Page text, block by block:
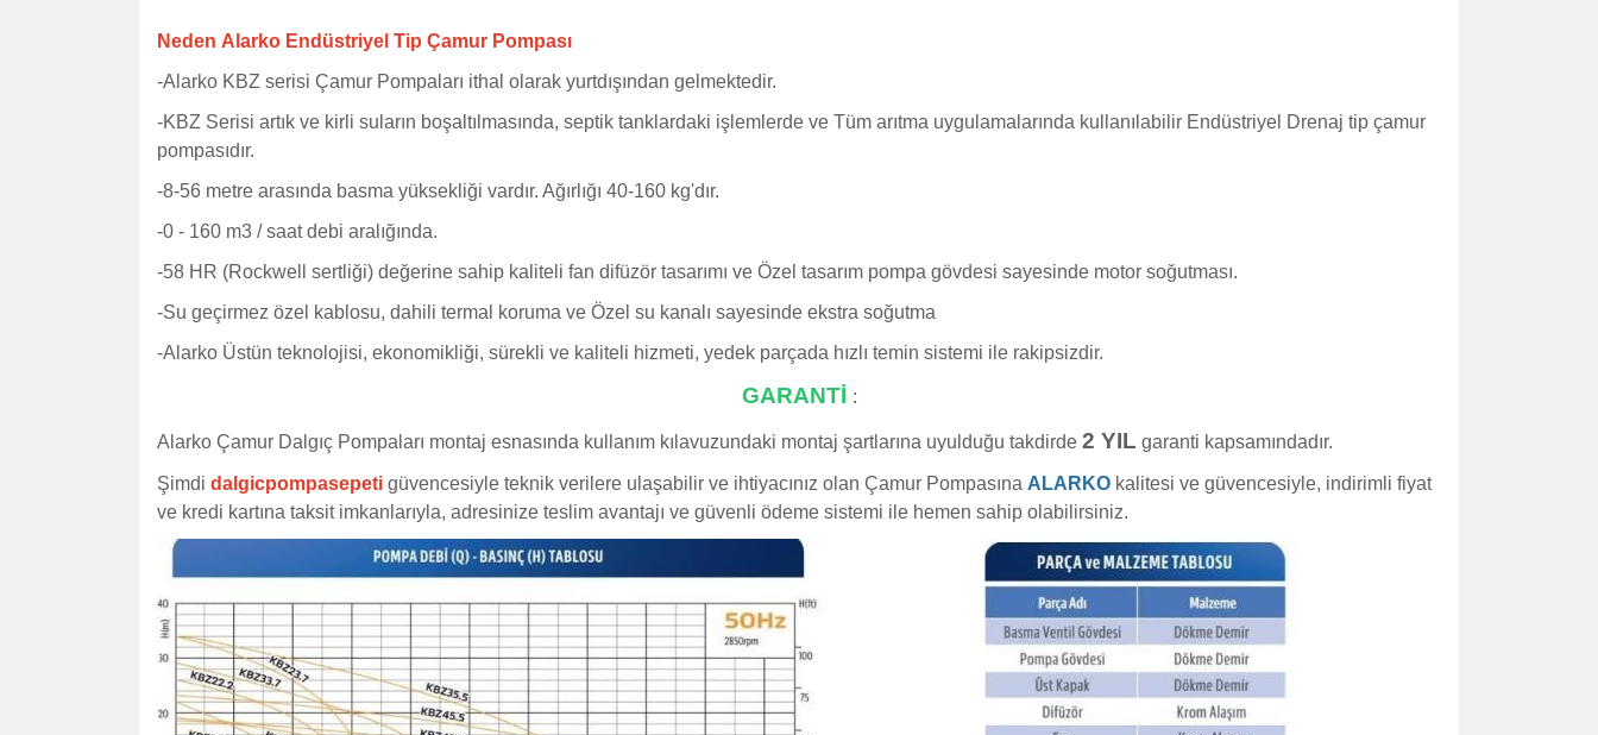
Neden Alarko Endüstriyel Tip Çamur Pompası
-Alarko KBZ serisi Çamur Pompaları ithal olarak yurtdışından gelmektedir.
-KBZ Serisi artık ve kirli suların boşaltılmasında, septik tanklardaki işlemlerde ve Tüm arıtma uygulamalarında kullanılabilir Endüstriyel Drenaj tip çamur
pompasıdır.
-8-56 metre arasında basma yüksekliği vardır. Ağırlığı 40-160 kg'dır.
-0 - 160 m3 / saat debi aralığında.
-58 HR (Rockwell sertliği) değerine sahip kaliteli fan difüzör tasarımı ve Özel tasarım pompa gövdesi sayesinde motor soğutması.
-Su geçirmez özel kablosu, dahili termal koruma ve Özel su kanalı sayesinde ekstra soğutma
-Alarko Üstün teknolojisi, ekonomikliği, sürekli ve kaliteli hizmeti, yedek parçada hızlı temin sistemi ile rakipsizdir.
GARANTİ :
Alarko Çamur Dalgıç Pompaları montaj esnasında kullanım kılavuzundaki montaj şartlarına uyulduğu takdirde 2 YIL garanti kapsamındadır.
Şimdi dalgicpompasepeti güvencesiyle teknik verilere ulaşabilir ve ihtiyacınız olan Çamur Pompasına ALARKO kalitesi ve güvencesiyle, indirimli fiyat
ve kredi kartına taksit imkanlarıyla, adresinize teslim avantajı ve güvenli ödeme sistemi ile hemen sahip olabilirsiniz.